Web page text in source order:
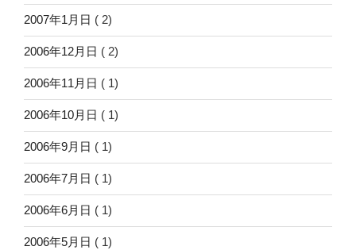
2007年1月日 ( 2)
2006年12月日 ( 2)
2006年11月日 ( 1)
2006年10月日 ( 1)
2006年9月日 ( 1)
2006年7月日 ( 1)
2006年6月日 ( 1)
2006年5月日 ( 1)